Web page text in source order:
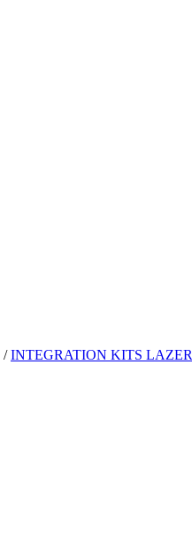
/ INTEGRATION KITS LAZER